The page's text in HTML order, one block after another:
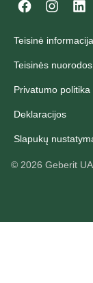
Teisinė informacija
Teisinės nuorodos
Privatumo politika
Deklaracijos
Slapukų
© 2026 Geberit